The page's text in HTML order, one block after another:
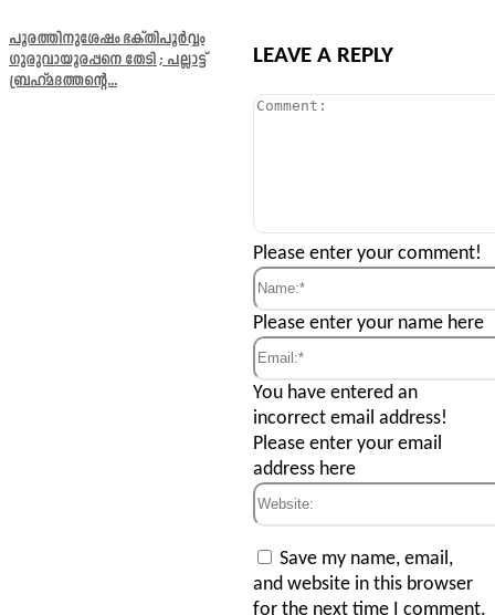
പൂരത്തിനുശേഷം ഭക്തിപൂർവ്വം
ഗുരുവായൂരപ്പനെ തേടി ; പല്ലാട്ട്
ബ്രഹ്മദത്തന്റെ...
LEAVE A REPLY
Comment:
Please enter your comment!
Name:*
Please enter your name here
Email:*
You have entered an
incorrect email address!
Please enter your email
address here
Save my name, email,
and website in this browser
for the next time I comment.